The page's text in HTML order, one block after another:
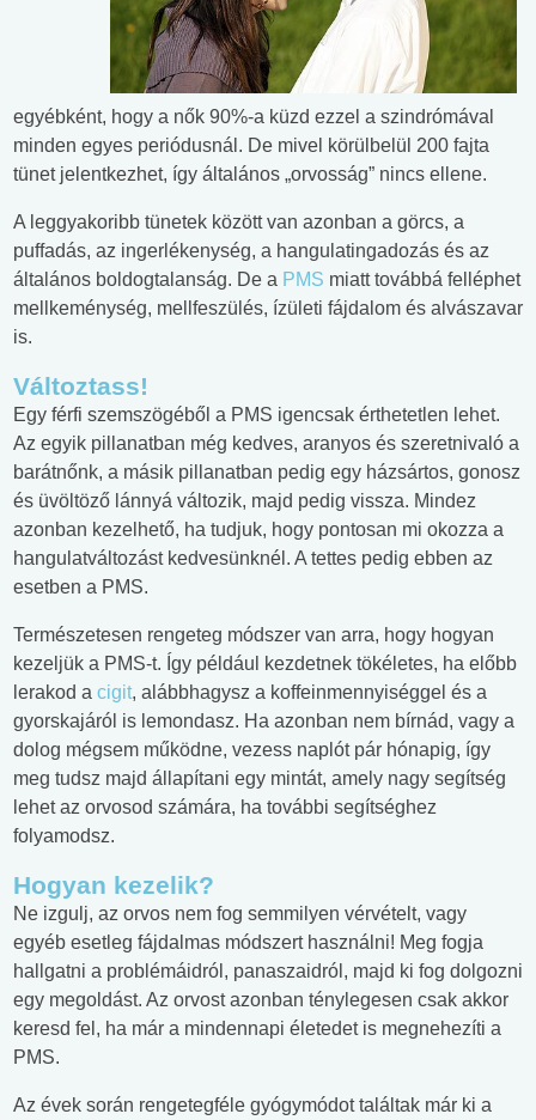
egyébként, hogy a nők 90%-a küzd ezzel a szindrómával
minden egyes periódusnál. De mivel körülbelül 200 fajta
tünet jelentkezhet, így általános „orvosság” nincs ellene.
A leggyakoribb tünetek között van azonban a görcs, a
puffadás, az ingerlékenység, a hangulatingadozás és az
általános boldogtalanság. De a PMS miatt továbbá felléphet
mellkeménység, mellfeszülés, ízületi fájdalom és alvászavar
is.
Változtass!
Egy férfi szemszögéből a PMS igencsak érthetetlen lehet.
Az egyik pillanatban még kedves, aranyos és szeretnivaló a
barátnőnk, a másik pillanatban pedig egy házsártos, gonosz
és üvöltöző lánnyá változik, majd pedig vissza. Mindez
azonban kezelhető, ha tudjuk, hogy pontosan mi okozza a
hangulatváltozást kedvesünknél. A tettes pedig ebben az
esetben a PMS.
Természetesen rengeteg módszer van arra, hogy hogyan
kezeljük a PMS-t. Így például kezdetnek tökéletes, ha előbb
lerakod a cigit, alábbhagysz a koffeinmennyiséggel és a
gyorskajáról is lemondasz. Ha azonban nem bírnád, vagy a
dolog mégsem működne, vezess naplót pár hónapig, így
meg tudsz majd állapítani egy mintát, amely nagy segítség
lehet az orvosod számára, ha további segítséghez
folyamodsz.
Hogyan kezelik?
Ne izgulj, az orvos nem fog semmilyen vérvételt, vagy
egyéb esetleg fájdalmas módszert használni! Meg fogja
hallgatni a problémáidról, panaszaidról, majd ki fog dolgozni
egy megoldást. Az orvost azonban ténylegesen csak akkor
keresd fel, ha már a mindennapi életedet is megnehezíti a
PMS.
Az évek során rengetegféle gyógymódot találtak már ki a